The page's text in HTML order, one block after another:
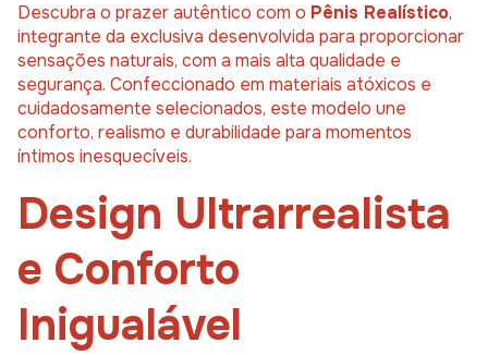
Descubra o prazer autêntico com o Pênis Realístico,
integrante da exclusiva desenvolvida para proporcionar
sensações naturais, com a mais alta qualidade e
segurança. Confeccionado em materiais atóxicos e
cuidadosamente selecionados, este modelo une
conforto, realismo e durabilidade para momentos
íntimos inesquecíveis.
Design Ultrarrealista
e Conforto
Inigualável